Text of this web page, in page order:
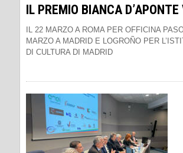
IL PREMIO BIANCA
IL 22 MARZO A ROMA PER OFFICINA
MARZO A MADRID E LOGROÑO PER
DI CULTURA DI MADRID